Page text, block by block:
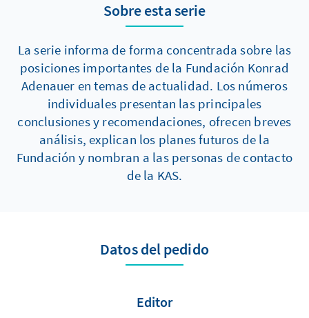
Sobre esta serie
La serie informa de forma concentrada sobre las
posiciones importantes de la Fundación Konrad
Adenauer en temas de actualidad. Los números
individuales presentan las principales
conclusiones y recomendaciones, ofrecen breves
análisis, explican los planes futuros de la
Fundación y nombran a las personas de contacto
de la KAS.
Datos del pedido
Editor